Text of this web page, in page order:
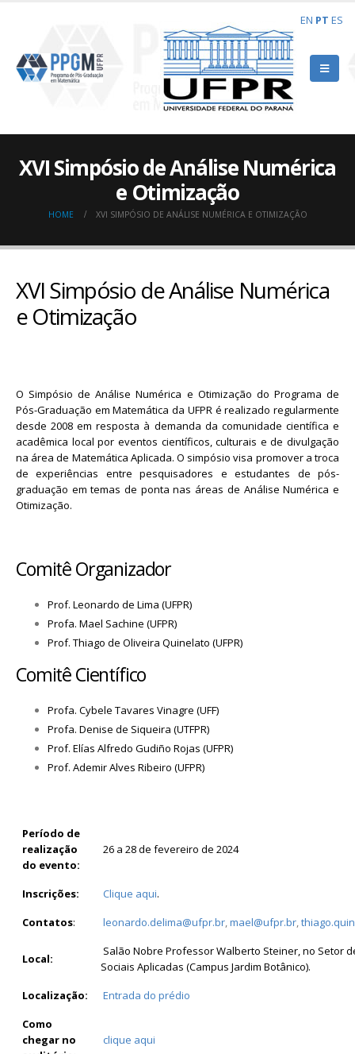
XVI Simpósio de Análise Numérica
e Otimização
HOME XVI SIMPÓSIO DE ANÁLISE NUMÉRICA E OTIMIZAÇÃO
XVI Simpósio de Análise Numérica
e Otimização
O Simpósio de Análise Numérica e Otimização do Programa de
Pós-Graduação em Matemática da UFPR é realizado regularmente
desde 2008 em resposta à demanda da comunidade científica e
acadêmica local por eventos científicos, culturais e de divulgação
na área de Matemática Aplicada. O simpósio visa promover a troca
de experiências entre pesquisadores e estudantes de pós-
graduação em temas de ponta nas áreas de Análise Numérica e
Otimização.
Comitê Organizador
Prof. Leonardo de Lima (UFPR)
Profa. Mael Sachine (UFPR)
Prof. Thiago de Oliveira Quinelato (UFPR)
Comitê Científico
Profa. Cybele Tavares Vinagre (UFF)
Profa. Denise de Siqueira (UTFPR)
Prof. Elías Alfredo Gudiño Rojas (UFPR)
Prof. Ademir Alves Ribeiro (UFPR)
Período de
realização
do evento:
26 a 28 de fevereiro de 2024
Inscrições: Clique aqui.
Contatos: leonardo.delima@ufpr.br,mael@ufpr.br,
Local:
Salão Nobre Professor Walberto Steiner, no Setor
Sociais Aplicadas (Campus Jardim Botânico).
Localização:
Entrada do prédio
Como
chegar no
clique aqui
EN PT ES